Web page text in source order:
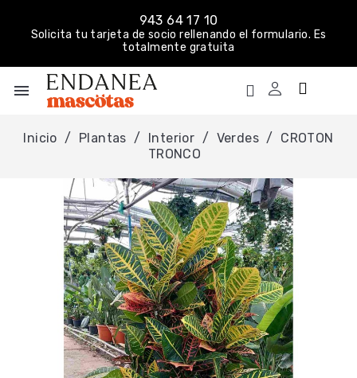
943 64 17 10
Solicita tu tarjeta de socio rellenando el formulario. Es
totalmente gratuita
menu
Inicio Plantas Interior Verdes
CROTON
TRONCO